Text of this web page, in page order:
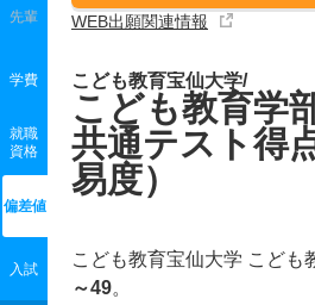
WEB出願関連情報
先輩
学費
就職
資格
偏差値
入試
こども教育宝仙大学/
こども教育学
共通テスト得
易度）
こども教育宝仙大学 こども
～49。